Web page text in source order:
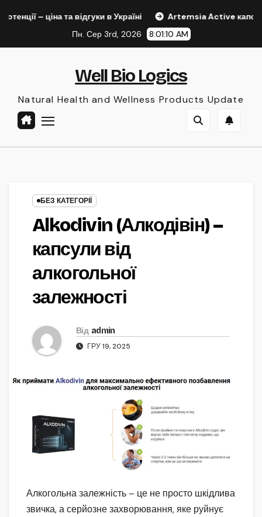
та відгуки в Україні
Artemsia Active капсули –
Пн. Сер 3rd, 2026
8:01:11 AM
Well Bio Logics
Natural Health and Wellness Products Update
БЕЗ КАТЕГОРІЇ
Alkodivin (Алкодівін) –
капсули від
алкогольної
залежності
Від admin
ГРУ 19, 2025
Алкогольна залежність – це не просто шкідлива
звичка, а серйозне захворювання, яке руйнує